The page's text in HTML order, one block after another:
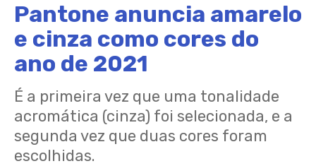
Pantone anuncia amarelo
e cinza como cores do
ano de 2021
É a primeira vez que uma tonalidade
acromática (cinza) foi selecionada, e a
segunda vez que duas cores foram
escolhidas.